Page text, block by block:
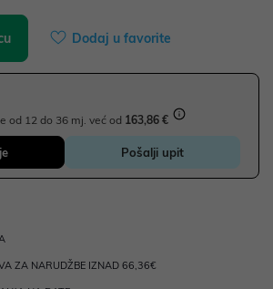
Dodaj u favorite
od 12 do 36 mj. već od 163,86 €
Pošalji upit
ZA NARUDŽBE IZNAD 66,36€